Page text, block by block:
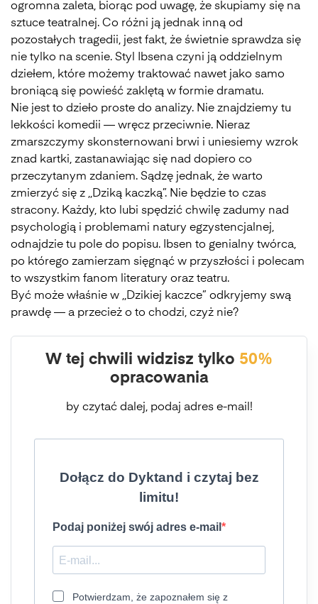
ogromna zaleta, biorąc pod uwagę, że skupiamy się na
sztuce teatralnej. Co różni ją jednak inną od
pozostałych tragedii, jest fakt, że świetnie sprawdza się
nie tylko na scenie. Styl Ibsena czyni ją oddzielnym
dziełem, które możemy traktować nawet jako samo
broniącą się powieść zaklętą w formie dramatu.
Nie jest to dzieło proste do analizy. Nie znajdziemy tu
lekkości komedii — wręcz przeciwnie. Nieraz
zmarszczymy skonsternowani brwi i uniesiemy wzrok
znad kartki, zastanawiając się nad dopiero co
przeczytanym zdaniem. Sądzę jednak, że warto
zmierzyć się z ,,Dziką kaczką”. Nie będzie to czas
stracony. Każdy, kto lubi spędzić chwilę zadumy nad
psychologią i problemami natury egzystencjalnej,
odnajdzie tu pole do popisu. Ibsen to genialny twórca,
po którego zamierzam sięgnąć w przyszłości i polecam
to wszystkim fanom literatury oraz teatru.
Być może właśnie w ,,Dzikiej kaczce” odkryjemy swą
prawdę — a przecież o to chodzi, czyż nie?
W tej chwili widzisz tylko 50%
opracowania
by czytać dalej, podaj adres e-mail!
Dołącz do Dyktand i czytaj bez
limitu!
Podaj poniżej swój adres e-mail
Potwierdzam, że zapoznałem się z